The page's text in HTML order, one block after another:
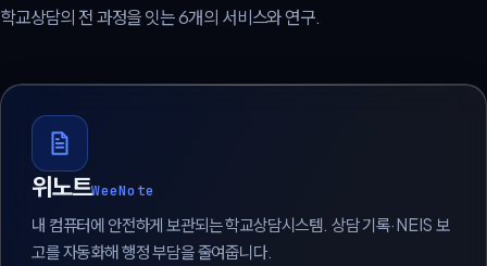
학교상담의 전 과정을 잇는 6개의 서비스와 연구.
위노트WeeNote
내 컴퓨터에 안전하게 보관되는 학교상담시스템. 상담 기록·NEIS 보
고를 자동화해 행정 부담을 줄여줍니다.